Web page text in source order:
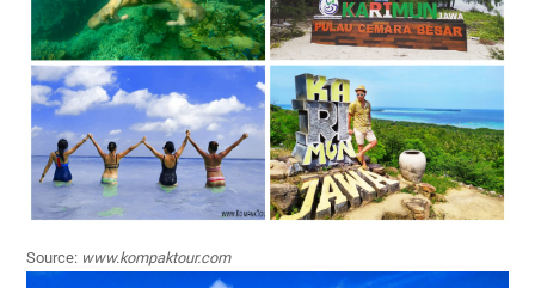
Source: www.kompaktour.com